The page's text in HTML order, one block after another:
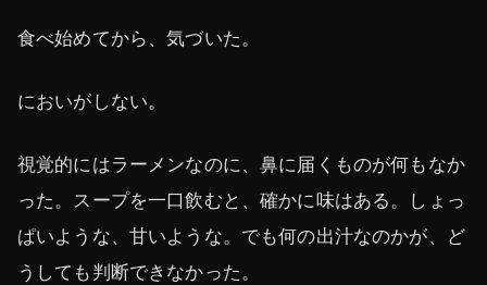
食べ始めてから、気づいた。
においがしない。
視覚的にはラーメンなのに、鼻に届くものが何もなか
った。スープを一口飲むと、確かに味はある。しょっ
ぱいような、甘いような。でも何の出汁なのかが、ど
うしても判断できなかった。